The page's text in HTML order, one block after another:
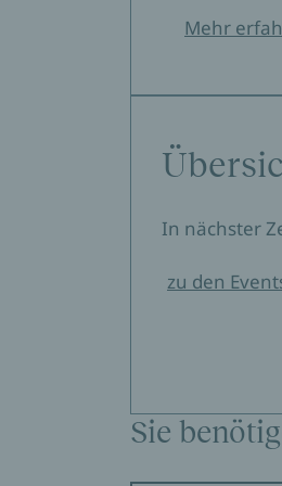
Mehr
In nächster
zu den
Sie